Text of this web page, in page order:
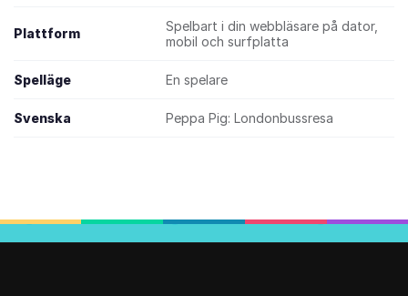
Plattform
Spelbart i din webbläsare på dator,
mobil och surfplatta
Spelläge En spelare
Svenska Peppa Pig: Londonbussresa